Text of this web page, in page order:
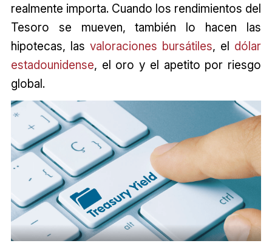
realmente importa. Cuando los rendimientos del
Tesoro se mueven, también lo hacen las
hipotecas, las valoraciones bursátiles, el dólar
estadounidense, el oro y el apetito por riesgo
global.